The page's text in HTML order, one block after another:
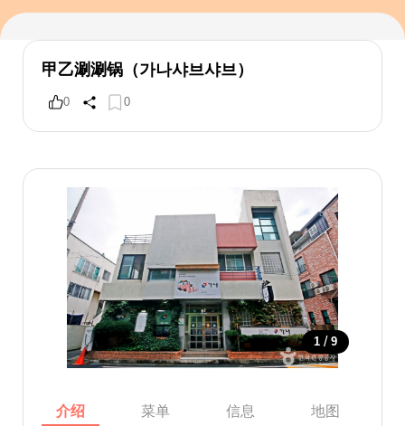
甲乙涮涮锅（가나샤브샤브）
0 0
1 / 9
介绍 菜单 信息 地图